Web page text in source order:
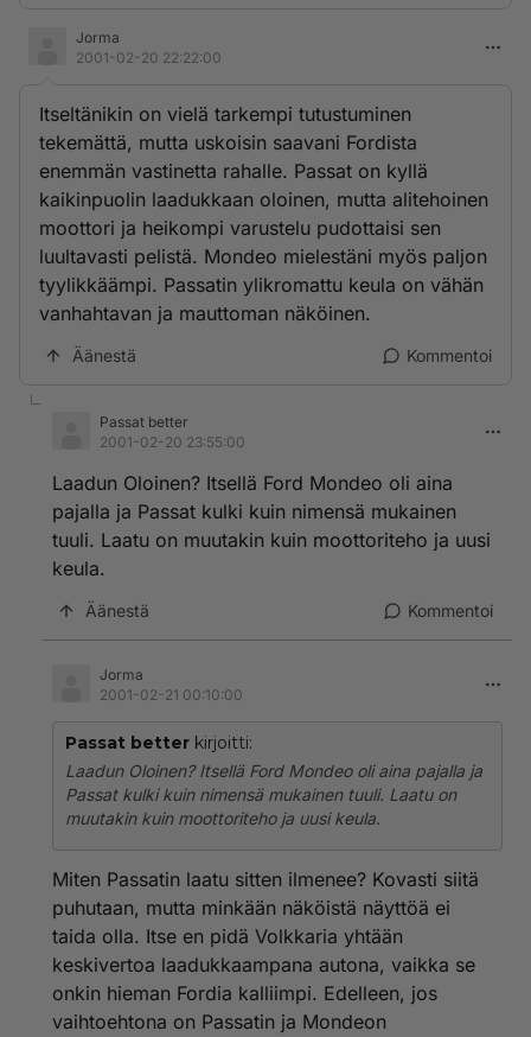
Jorma
2001-02-20 22:22:00
Itseltänikin on vielä tarkempi tutustuminen
tekemättä, mutta uskoisin saavani Fordista
enemmän vastinetta rahalle. Passat on kyllä
kaikinpuolin laadukkaan oloinen, mutta alitehoinen
moottori ja heikompi varustelu pudottaisi sen
luultavasti pelistä. Mondeo mielestäni myös paljon
tyylikkäämpi. Passatin ylikromattu keula on vähän
vanhahtavan ja mauttoman näköinen.
Äänestä Kommentoi
Passat better
2001-02-20 23:55:00
Laadun Oloinen? Itsellä Ford Mondeo oli aina
pajalla ja Passat kulki kuin nimensä mukainen
tuuli. Laatu on muutakin kuin moottoriteho ja uusi
keula.
Äänestä Kommentoi
Jorma
2001-02-21 00:10:00
Passat better kirjoitti:
Laadun Oloinen? Itsellä Ford Mondeo oli aina pajalla ja
Passat kulki kuin nimensä mukainen tuuli. Laatu on
muutakin kuin moottoriteho ja uusi keula.
Miten Passatin laatu sitten ilmenee? Kovasti siitä
puhutaan, mutta minkään näköistä näyttöä ei
taida olla. Itse en pidä Volkkaria yhtään
keskivertoa laadukkaampana autona, vaikka se
onkin hieman Fordia kalliimpi. Edelleen, jos
vaihtoehtona on Passatin ja Mondeon